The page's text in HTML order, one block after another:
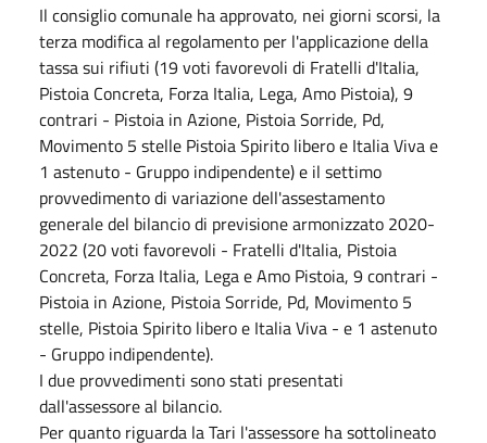
Il consiglio comunale ha approvato, nei giorni scorsi, la
terza modifica al regolamento per l'applicazione della
tassa sui rifiuti (19 voti favorevoli di Fratelli d'Italia,
Pistoia Concreta, Forza Italia, Lega, Amo Pistoia), 9
contrari - Pistoia in Azione, Pistoia Sorride, Pd,
Movimento 5 stelle Pistoia Spirito libero e Italia Viva e
1 astenuto - Gruppo indipendente) e il settimo
provvedimento di variazione dell'assestamento
generale del bilancio di previsione armonizzato 2020-
2022 (20 voti favorevoli - Fratelli d'Italia, Pistoia
Concreta, Forza Italia, Lega e Amo Pistoia, 9 contrari -
Pistoia in Azione, Pistoia Sorride, Pd, Movimento 5
stelle, Pistoia Spirito libero e Italia Viva - e 1 astenuto
- Gruppo indipendente).
I due provvedimenti sono stati presentati
dall'assessore al bilancio.
Per quanto riguarda la Tari l'assessore ha sottolineato